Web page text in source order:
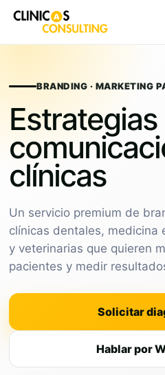
contentBRANDING · MARKETING
clínicas
Un servicio premium de
clínicas dentales, medicina
y veterinarias que quieren
pacientes y medir
Solicitar
Hablar por